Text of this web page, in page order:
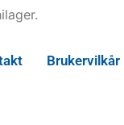
Brukervilkår